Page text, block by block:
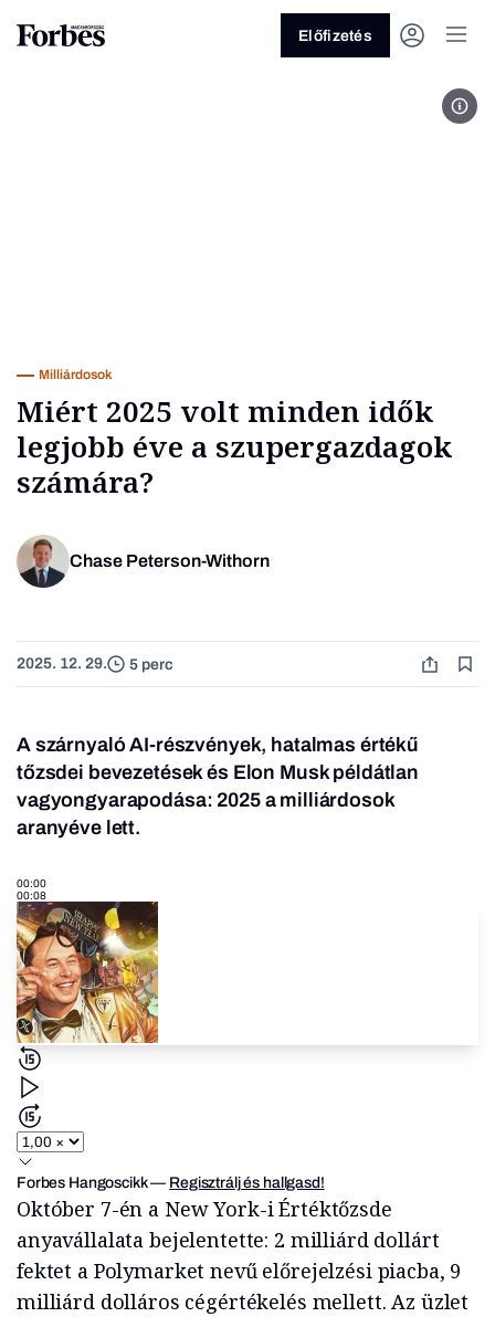
Üzlet
Előfizetés
Milliárdosok
Miért 2025 volt minden idők
legjobb éve a szupergazdagok
számára?
Chase Peterson-Withorn
2025. 12. 29. 5 perc
A szárnyaló AI-részvények, hatalmas értékű
tőzsdei bevezetések és Elon Musk példátlan
vagyongyarapodása: 2025 a milliárdosok
aranyéve lett.
00:00
00:08
Forbes Hangoscikk— Regisztrálj és hallgasd!
Október 7-én a New York-i Értéktőzsde
anyavállalata bejelentette: 2 milliárd dollárt
fektet a Polymarket nevű előrejelzési piacba, 9
milliárd dolláros cégértékelés mellett. Az üzlet